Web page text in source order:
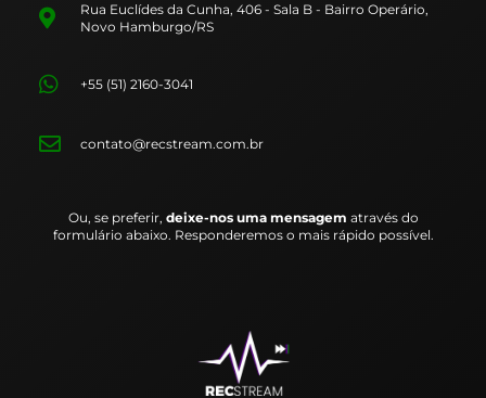
Rua Euclídes da Cunha, 406 - Sala B - Bairro Operário,
Novo Hamburgo/RS
+55 (51) 2160-3041
contato@recstream.com.br
Ou, se preferir, deixe-nos uma mensagem através do
formulário abaixo. Responderemos o mais rápido possível.